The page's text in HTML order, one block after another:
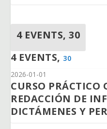
4 EVENTS,30
4 EVENTS, 30
2026-01-01
CURSO
REDACCIÓN DE
DICTÁMENES Y